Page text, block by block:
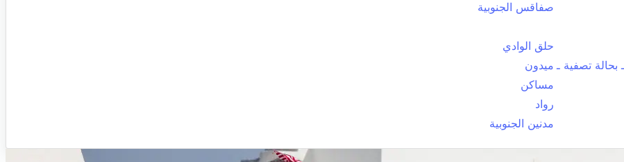
صفاقس الجنوبية
حلق الوادي
بحالة تصفية ـ ميدون
مساكن
رواد
مدنين الجنوبية